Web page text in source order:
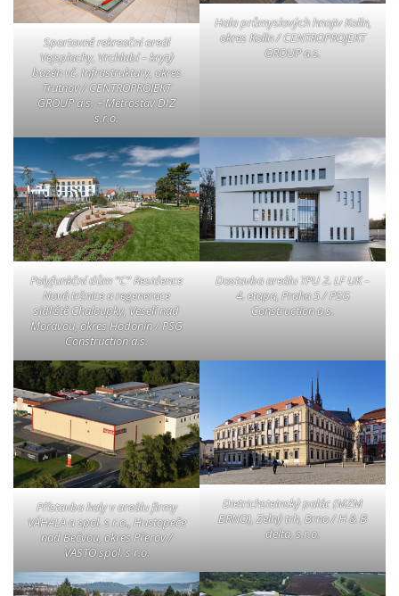
Sportovně rekreační areál
Vejsplachy, Vrchlabí – krytý
bazén vč. Infrastruktury, okres
Trutnov / CENTROPROJEKT
GROUP a.s. + Metrostav DIZ
s.r.o.
Hala průmyslových hnojiv Kolín,
okres Kolín / CENTROPROJEKT
GROUP a.s.
Polyfunkční dům “C” Residence
Nová tržnice a regenerace
sídliště Chaloupky, Veselí nad
Moravou, okres Hodonín / PSG
Construction a.s.
Dostavba areálu TPU 2. LF UK –
4. etapa, Praha 5 / PSG
Construction a.s.
Přístavba haly v areálu firmy
VÁHALA a spol. s r.o., Hustopeče
nad Bečvou, okres Přerov /
VASTO spol. s r.o.
Dietrichsteinský palác (MZM
BRNO), Zelný trh, Brno / H & B
delta, s.r.o.